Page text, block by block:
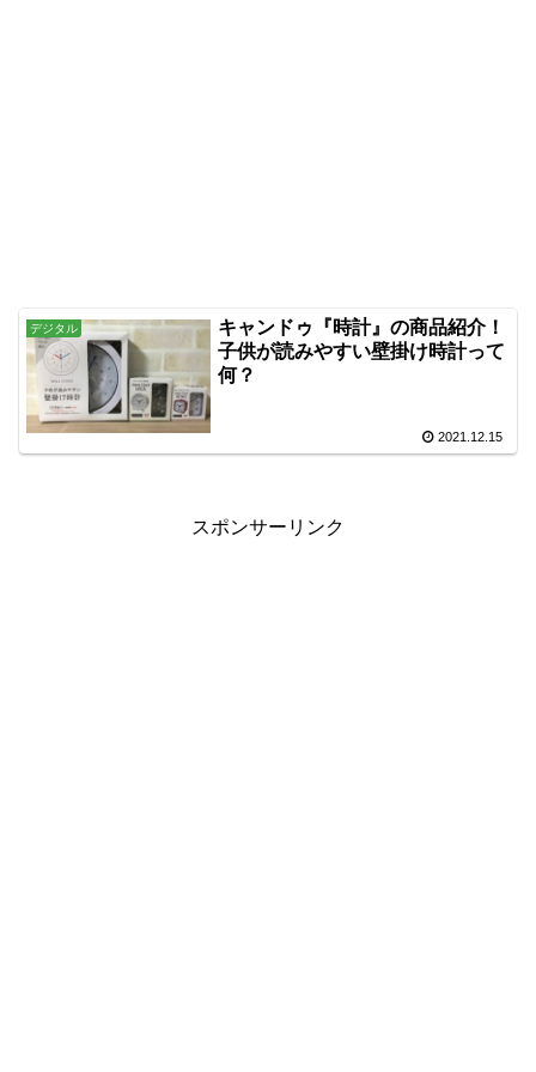
デジタル
キャンドゥ『時計』の商品紹介！
子供が読みやすい壁掛け時計って
何？
2021.12.15
スポンサーリンク